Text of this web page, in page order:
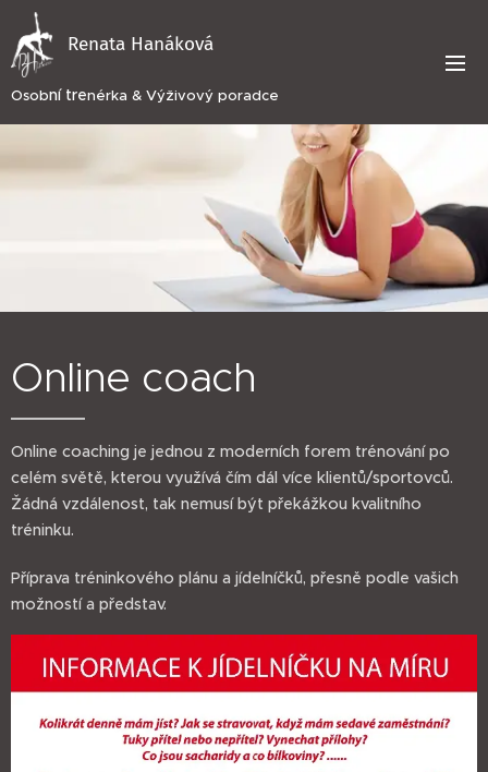
Renata Hanáková
Osobní trenérka & Výživový poradce
Online coach
Online coaching je jednou z moderních forem trénování po
celém světě, kterou využívá čím dál více klientů/sportovců.
Žádná vzdálenost, tak nemusí být překážkou kvalitního
tréninku.
Příprava tréninkového plánu a jídelníčků, přesně podle vašich
možností a představ.